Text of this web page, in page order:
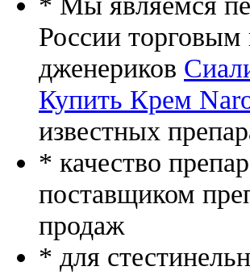
России торговым
дженериков
Купить Крем
известных
* качество
поставщиком
продаж
* для